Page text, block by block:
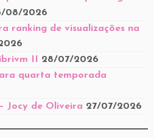
08/2026
ranking de visualizações na
II
28/07/2026
quarta temporada
Jocy de Oliveira 27/07/2026